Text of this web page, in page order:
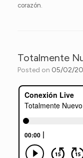
corazón.
Totalmente
Posted on 05/02/